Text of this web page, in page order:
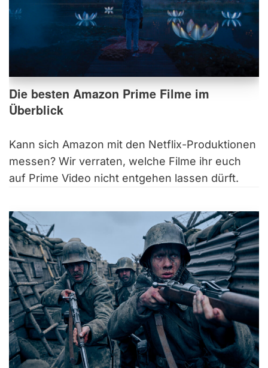
Die besten Amazon Prime Filme im
Überblick
Kann sich Amazon mit den Netflix-Produktionen
messen? Wir verraten, welche Filme ihr euch
auf Prime Video nicht entgehen lassen dürft.